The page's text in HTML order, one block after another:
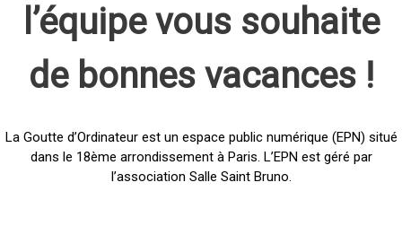
l’équipe vous souhaite
de bonnes vacances !
La Goutte d’Ordinateur est un espace public numérique (EPN) situé
dans le 18ème arrondissement à Paris. L’EPN est géré par
l’association Salle Saint Bruno.